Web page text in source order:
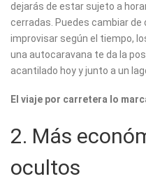
dejarás de estar sujeto a
cerradas. Puedes cambiar
improvisar según el tiempo,
una autocaravana te da la
acantilado hoy y junto a un
El viaje por carretera lo
2. Más
ocultos